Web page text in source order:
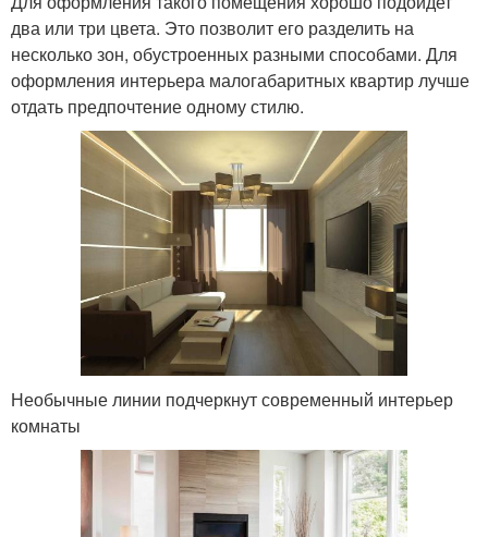
два или три цвета. Это позволит его разделить на
несколько зон, обустроенных разными способами. Для
оформления интерьера малогабаритных квартир лучше
отдать предпочтение одному стилю.
Необычные линии подчеркнут современный интерьер
комнаты